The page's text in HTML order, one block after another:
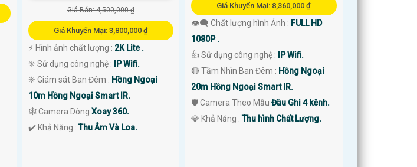
Giá Bán: 4,500,000 ₫
Giá Khuyến Mại: 3,800,000 ₫
️⚡ Hình ảnh chất lượng : 2K Lite .
✳️ Sử dụng công nghệ :
IP Wifi.
❈ Giám sát Ban Đêm : Hồng Ngoại
10m Hồng Ngoại Smart IR.
🕸️ Camera Dòng Xoay 360.
️✔️ Khả Năng :Thu Âm Và Loa.
Giá Khuyến Mại: 8,360,000 ₫
👁️‍🗨 Chất lượng hình Ảnh : FULL HD
1080P .
👍 Sử dụng công nghệ :
IP Wifi.
🔴 Tầm Nhìn Ban Đêm : Hồng Ngoại
20m Hồng Ngoại Smart IR.
🛡 Camera Theo MẫuĐầu Ghi 4 kênh.
️💎 Khả Năng :Thu hình Chất Lượng.